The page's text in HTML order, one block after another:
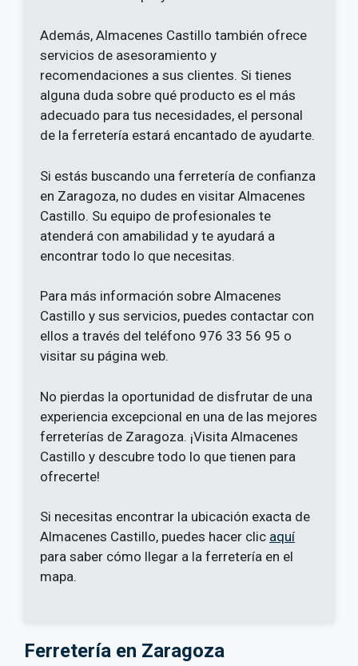
Además, Almacenes Castillo también ofrece
servicios de asesoramiento y
recomendaciones a sus clientes. Si tienes
alguna duda sobre qué producto es el más
adecuado para tus necesidades, el personal
de la ferretería estará encantado de ayudarte.
Si estás buscando una ferretería de confianza
en Zaragoza, no dudes en visitar Almacenes
Castillo. Su equipo de profesionales te
atenderá con amabilidad y te ayudará a
encontrar todo lo que necesitas.
Para más información sobre Almacenes
Castillo y sus servicios, puedes contactar con
ellos a través del teléfono 976 33 56 95 o
visitar su página web.
No pierdas la oportunidad de disfrutar de una
experiencia excepcional en una de las mejores
ferreterías de Zaragoza. ¡Visita Almacenes
Castillo y descubre todo lo que tienen para
ofrecerte!
Si necesitas encontrar la ubicación exacta de
Almacenes Castillo, puedes hacer clic aquí
para saber cómo llegar a la ferretería en el
mapa.
Ferretería en Zaragoza